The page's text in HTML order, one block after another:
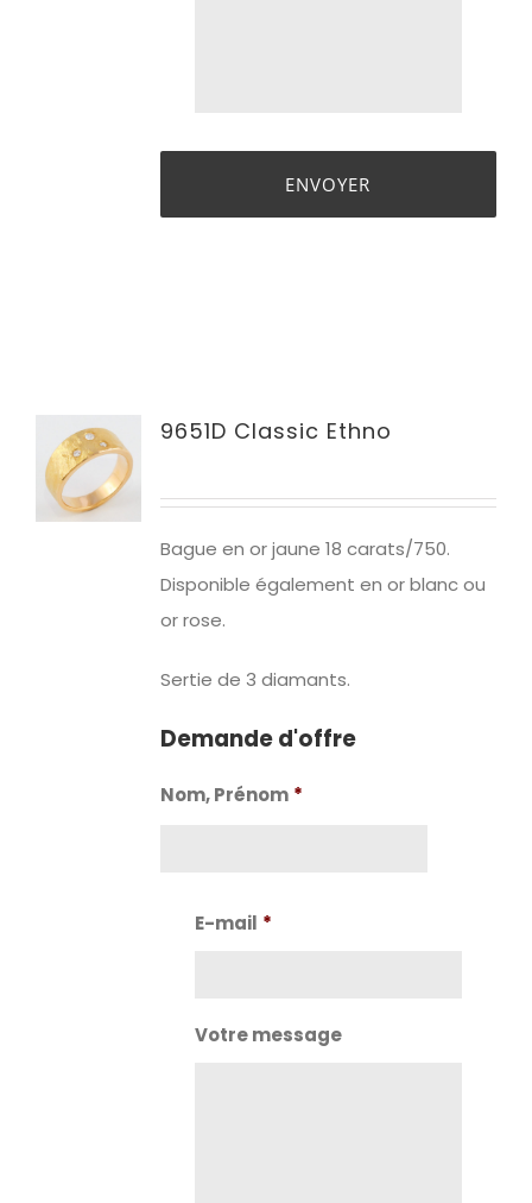
9651D Classic Ethno
Bague en or jaune 18 carats/750.
Disponible également en or blanc ou
or rose.
Sertie de 3 diamants.
Demande d'offre
Nom, Prénom *
E-mail *
Votre message